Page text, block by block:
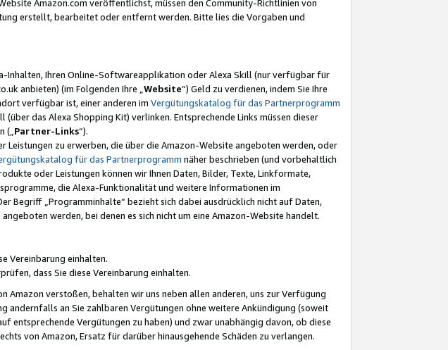
Amazon.com veröffentlichst, müssen den Community-Richtlinien von
erstellt, bearbeitet oder entfernt werden. Bitte lies die Vorgaben und
Inhalten, Ihren Online-Softwareapplikation oder Alexa Skill (nur verfügbar für
anbieten) (im Folgenden Ihre „ Website“) Geld zu verdienen, indem Sie Ihre
verfügbar ist, einer anderen im Vergütungskatalog für das Partnerprogramm
(über das Alexa Shopping Kit) verlinken. Entsprechende Links müssen dieser
Partner-Links“).
Leistungen zu erwerben, die über die Amazon-Website angeboten werden, oder
für das Partnerprogramm näher beschrieben (und vorbehaltlich
oder Leistungen können wir Ihnen Daten, Bilder, Texte, Linkformate,
die Alexa-Funktionalität und weitere Informationen im
Begriff „Programminhalte“ bezieht sich dabei ausdrücklich nicht auf Daten,
werden, bei denen es sich nicht um eine Amazon-Website handelt.
Vereinbarung einhalten.
dass Sie diese Vereinbarung einhalten.
Amazon verstoßen, behalten wir uns neben allen anderen, uns zur Verfügung
andernfalls an Sie zahlbaren Vergütungen ohne weitere Ankündigung (soweit
entsprechende Vergütungen zu haben) und zwar unabhängig davon, ob diese
von Amazon, Ersatz für darüber hinausgehende Schäden zu verlangen.